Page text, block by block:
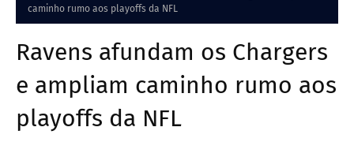
caminho rumo aos playoffs da NFL
Ravens afundam os Chargers
e ampliam caminho rumo aos
playoffs da NFL